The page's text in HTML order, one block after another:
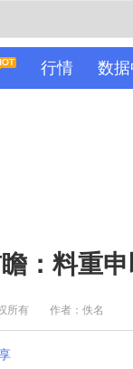
行情 数
：料重
所有 作者：佚名